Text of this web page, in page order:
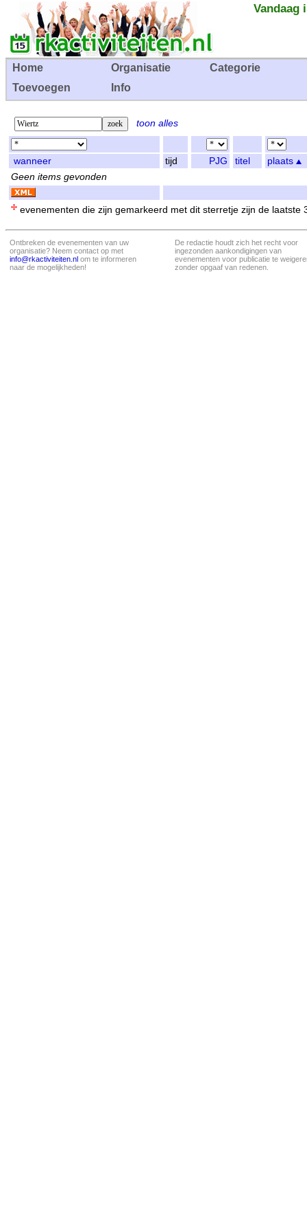
Vandaag
Home Organisatie
Categorie
Toevoegen
Info
toon alles
wanneer tijd PJG titel
plaats
Geen items gevonden
evenementen die zijn gemarkeerd met dit sterretje zijn de laatste
Ontbreken de evenementen van uw
organisatie? Neem contact op met
info@rkactiviteiten.nl om te informeren
naar de mogelijkheden!
De redactie houdt zich het recht voor
ingezonden aankondigingen van
evenementen voor publicatie te
zonder opgaaf van redenen.